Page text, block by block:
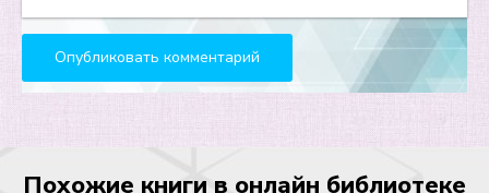
Похожие книги в онлайн библиотеке